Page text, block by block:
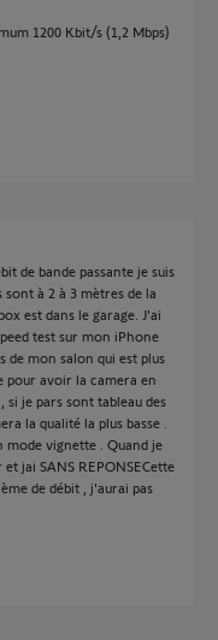
1200 Kbit/s (1,2 Mbps)
de bande passante je suis
à 2 à 3 mètres de la
est dans le garage. J'ai
test sur mon iPhone
de mon salon qui est plus
pour avoir la camera en
je pars sont tableau des
la qualité la plus basse .
mode vignette . Quand je
jai SANS REPONSECette
de débit , j'aurai pas